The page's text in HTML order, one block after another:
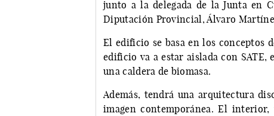
junto a la delegada de la Junta en
Diputación Provincial, Álvaro
El edificio se basa en los conceptos
edificio va a estar aislada con
una caldera de biomasa.
Además, tendrá una arquitectura
imagen contemporánea. El